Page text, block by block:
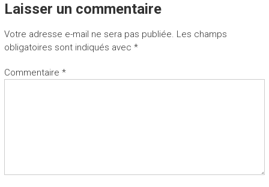
Laisser un commentaire
Votre adresse e-mail ne sera pas publiée. Les champs
obligatoires sont indiqués avec *
Commentaire *